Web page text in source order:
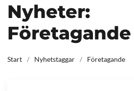
Nyheter:
Företagande
Start Nyhetstaggar Företagande